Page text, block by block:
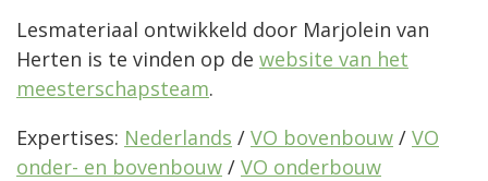
Lesmateriaal ontwikkeld door Marjolein van
Herten is te vinden op de website van het
meesterschapsteam.
Expertises: Nederlands / VO bovenbouw / VO
onder- en bovenbouw / VO onderbouw